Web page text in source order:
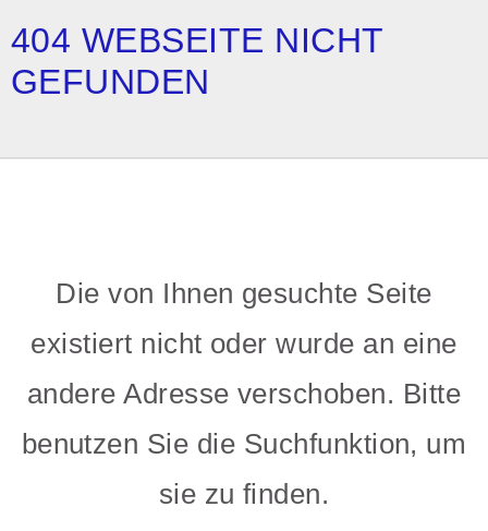
404 WEBSEITE NICHT
GEFUNDEN
Die von Ihnen gesuchte Seite
existiert nicht oder wurde an eine
andere Adresse verschoben. Bitte
benutzen Sie die Suchfunktion, um
sie zu finden.